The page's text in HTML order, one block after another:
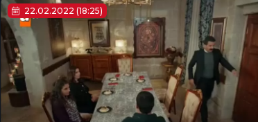
22.02.2022 (18:25)